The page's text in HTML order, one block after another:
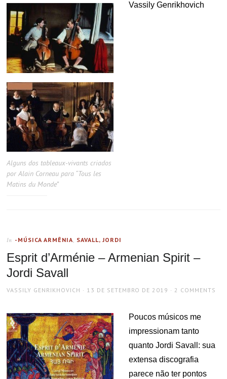
Alguns dos tableaux-vivants criados
por Alain Corneau para “Tous les
Matins du Monde”
Vassily Genrikhovich
In -MÚSICA ARMÊNIA, SAVALL, JORDI
Esprit d’Arménie – Armenian Spirit –
Jordi Savall
AUTHOR
VASSILY GENRIKHOVICH
POSTED
13 DE SETEMBRO DE 2019 2 COMMENTS
Poucos músicos me
impressionam tanto
quanto Jordi Savall: sua
extensa discografia
parece não ter pontos